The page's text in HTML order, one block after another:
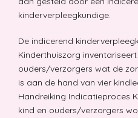
stoelgang op gang komt of
Monitorbewaking
kinderverpleegkundige.
De indicerend
Kinderthuiszorg
ouders/verzorgers wat de
is aan de hand van vier
Handreiking Indicatieproces
kind en ouders/verzorgers